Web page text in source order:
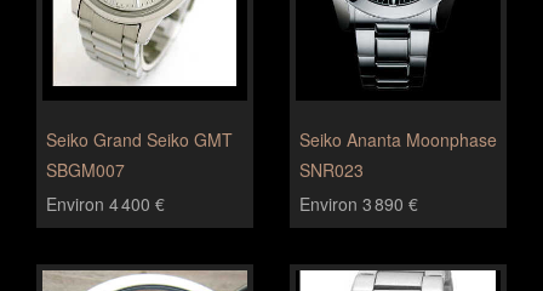
Seiko Grand Seiko GMT
SBGM007
Environ 4 400 €
Seiko Ananta Moonphase
SNR023
Environ 3 890 €